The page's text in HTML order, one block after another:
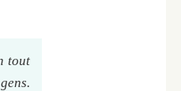
tout